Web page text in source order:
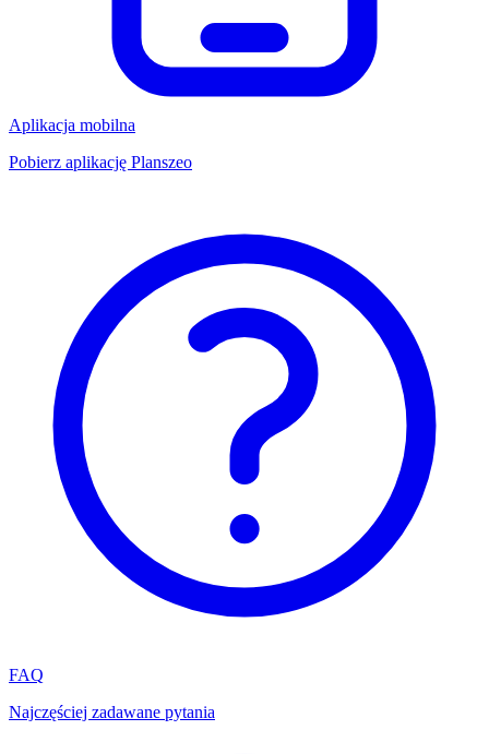
Aplikacja mobilna
Pobierz aplikację Planszeo
FAQ
Najczęściej zadawane pytania